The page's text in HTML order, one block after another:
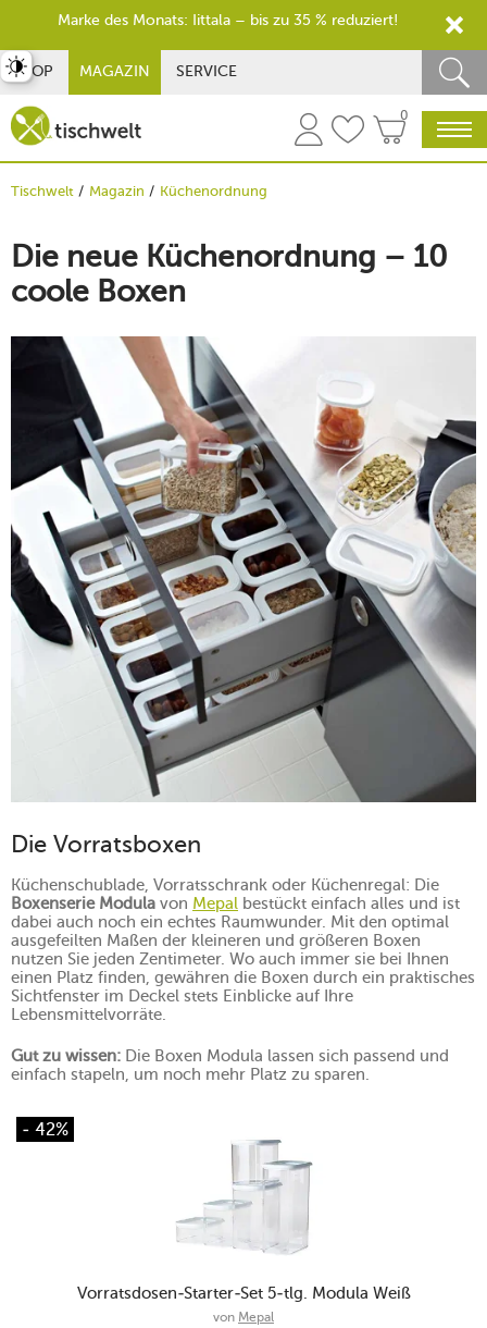
SHOP MAGAZIN SERVICE
0
Tischwelt Magazin Küchenordnung
Die neue Küchenordnung – 10
coole Boxen
Die Vorratsboxen
Küchenschublade, Vorratsschrank oder Küchenregal: Die
Boxenserie Modula von Mepal bestückt einfach alles und ist
dabei auch noch ein echtes Raumwunder. Mit den optimal
ausgefeilten Maßen der kleineren und größeren Boxen
nutzen Sie jeden Zentimeter. Wo auch immer sie bei Ihnen
einen Platz finden, gewähren die Boxen durch ein praktisches
Sichtfenster im Deckel stets Einblicke auf Ihre
Lebensmittelvorräte.
Gut zu wissen: Die Boxen Modula lassen sich passend und
einfach stapeln, um noch mehr Platz zu sparen.
- 42%
Vorratsdosen-Starter-Set 5-tlg. Modula Weiß
von Mepal
umschalten
Marke des Monats: Iittala – bis zu 35 % reduziert!